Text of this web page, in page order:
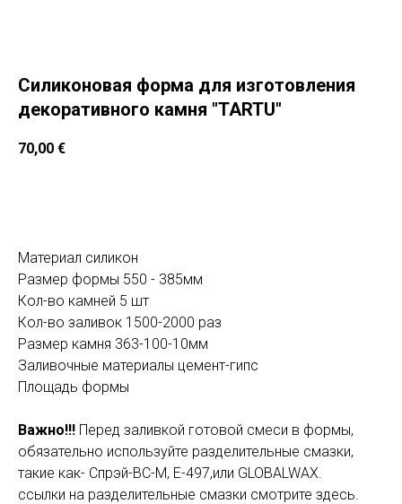
Cиликоновая форма для изготовления
декоративного камня "TARTU"
70,00 €
Материал силикон
Размер формы 550 - 385мм
Кол-во камней 5 шт
Кол-во заливок 1500-2000 раз
Размер камня 363-100-10мм
Заливочные материалы цемент-гипс
Площадь формы
Важно!!! Перед заливкой готовой смеси в формы,
обязательно используйте разделительные смазки,
такие как- Спрэй-ВС-М, E-497,или GLOBALWAX.
ссылки на разделительные смазки смотрите здесь.